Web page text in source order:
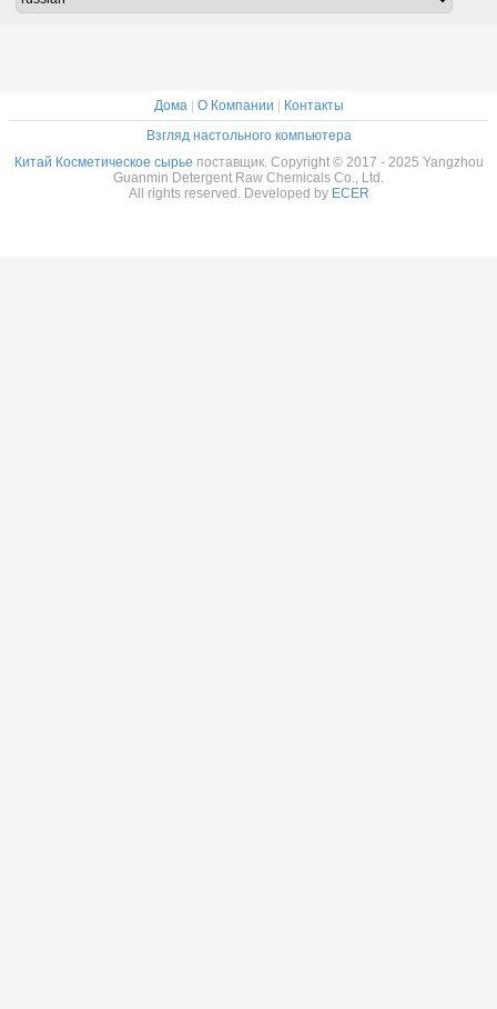
Дома| О Компании | Контакты
Взгляд настольного компьютера
Китай Косметическое сырье поставщик. Copyright © 2017 - 2025 Yangzhou
Guanmin Detergent Raw Chemicals Co., Ltd.
All rights reserved. Developed by ECER